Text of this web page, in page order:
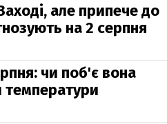
але припече до
на 2 серпня
чи поб'є вона
температури